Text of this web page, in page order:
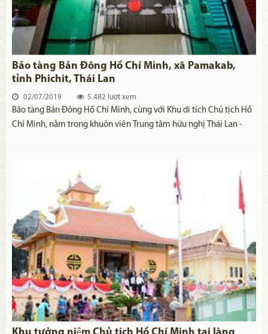
Bảo tàng Bản Đông Hồ Chí Minh, xã Pamakab,
tỉnh Phichit, Thái Lan
02/07/2019 5.482 lượt xem
Bảo tàng Bản Đông Hồ Chí Minh, cùng với Khu di tích Chủ tịch Hồ
Chí Minh, nằm trong khuôn viên Trung tâm hữu nghị Thái Lan -
2018. Bảo tàng gồm hai tầng trưng bày, đây là công trình minh
chứng cho mối quan hệ tốt đẹp và là cơ sở cho việc tăng cường
tình đoàn kết, hợp tác giữa hai nước Việt Nam - Thái Lan.